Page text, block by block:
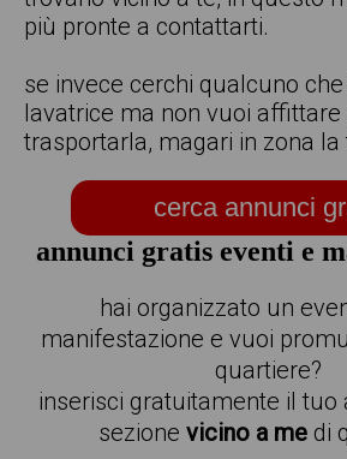
più pronte a contattarti.
se invece cerchi qualcuno
lavatrice ma non vuoi
trasportarla, magari in zona la
cerca annunci
annunci gratis eventi e
hai organizzato un
manifestazione e vuoi
quartiere?
inserisci gratuitamente il tuo
sezione vicino a medi